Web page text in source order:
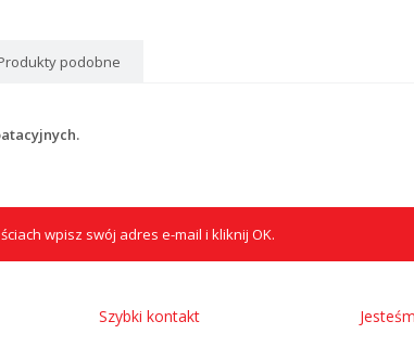
podobne
wpisz swój adres e-mail i kliknij OK.
Szybki kontakt